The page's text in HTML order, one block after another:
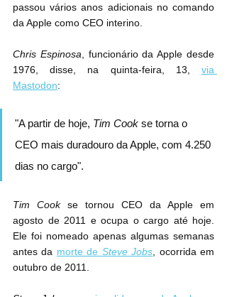
passou vários anos adicionais no comando
da Apple como CEO interino.
Chris Espinosa , funcionário da Apple desde
1976, disse, na quinta-feira, 13, via
Mastodon:
"A partir de hoje, Tim Cook se torna o
CEO mais duradouro da Apple, com 4.250
dias no cargo".
Tim Cook se tornou CEO da Apple em
agosto de 2011 e ocupa o cargo até hoje.
Ele foi nomeado apenas algumas semanas
antes da morte de Steve Jobs , ocorrida em
outubro de 2011.